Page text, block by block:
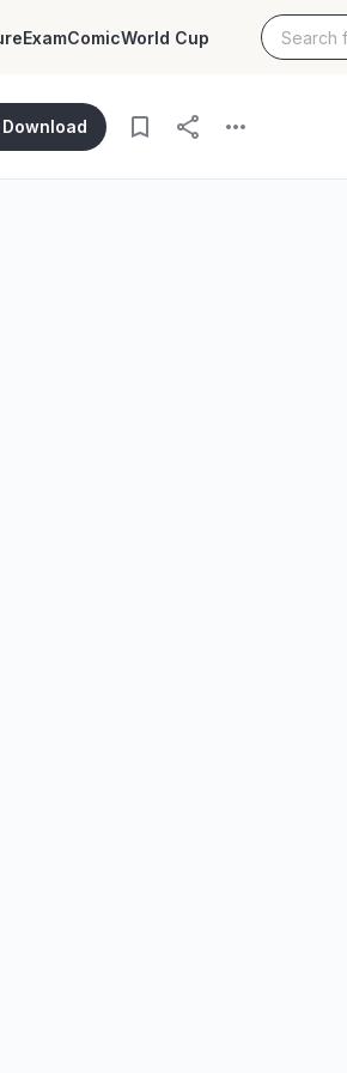
ExamComicWorld Cup
Download